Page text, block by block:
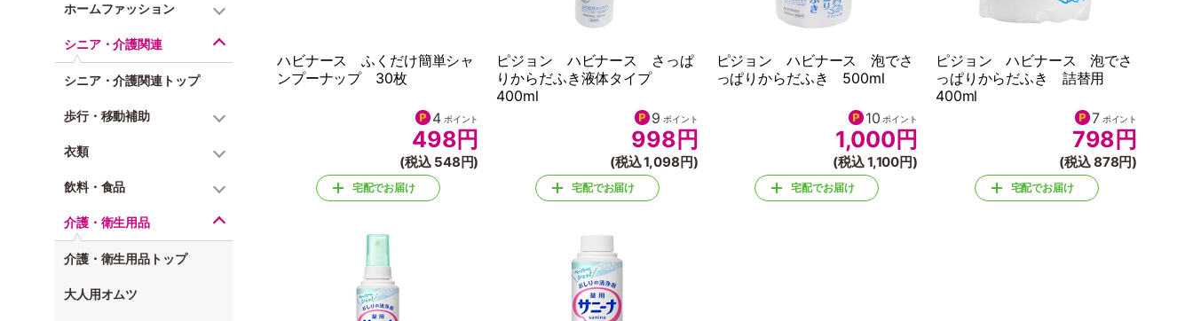
ホームファッション
シニア・介護関連
シニア・介護関連トップ
歩行・移動補助
衣類
飲料・食品
介護・衛生用品
介護・衛生用品トップ
大人用オムツ
ハビナース ふくだけ簡単シャ
ンプーナップ 30枚
4 ポイント
498円
(税込 548円)
宅配でお届け
ピジョン ハビナース さっぱ
りからだふき液体タイプ
400ml
9 ポイント
998 円
(税込 1,098円)
宅配でお届け
ピジョン ハビナース 泡でさ
っぱりからだふき 500ml
10 ポイント
1,000 円
(税込 1,100円)
宅配でお届け
ピジョン ハビナース 泡でさ
っぱりからだふき 詰替用
400ml
7 ポイント
798 円
(税込 878円)
宅配でお届け